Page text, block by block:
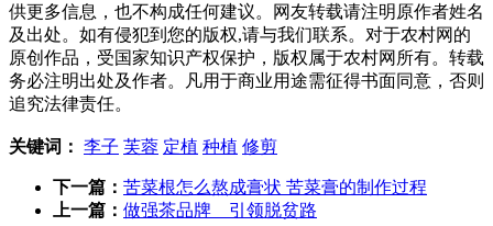
供更多信息，也不构成任何建议。网友转载请注明原作者姓名
及出处。如有侵犯到您的版权,请与我们联系。对于农村网的
原创作品，受国家知识产权保护，版权属于农村网所有。转载
务必注明出处及作者。凡用于商业用途需征得书面同意，否则
追究法律责任。
关键词： 李子 芙蓉 定植 种植 修剪
下一篇： 苦菜根怎么熬成膏状 苦菜膏的制作过程
上一篇： 做强茶品牌 引领脱贫路